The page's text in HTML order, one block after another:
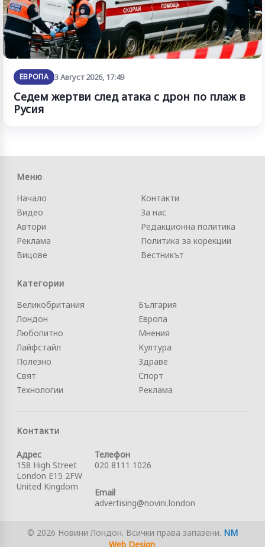
ЕВРОПА 3 Август 2026, 17:49
Седем жертви след атака с дрон по плаж в
Русия
Меню
Начало
Видео
Автори
Реклама
Вицове
Контакти
За нас
Редакционна политика
Политика за корекции
Вестникът
Категории
Великобритания
Лондон
Любопитно
Лайфстайл
Полезно
Свят
Технологии
България
Европа
Мнения
Култура
Здраве
Спорт
Реклама
Контакти
Адрес
158 High Street
London E15 2FW
United Kingdom
Телефон
020 8111 1026
Email
advertising@novini.london
© 2026 Новини Лондон. Всички права запазени. NM
Web Design.